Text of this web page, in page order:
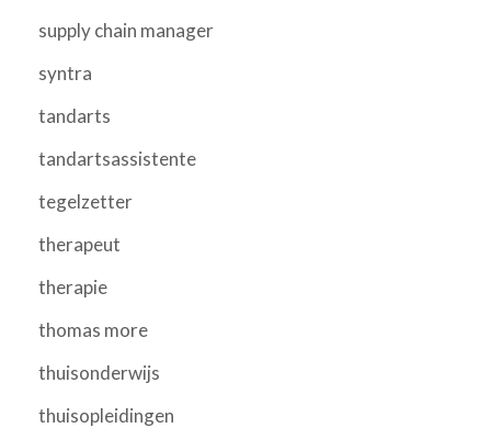
supply chain manager
syntra
tandarts
tandartsassistente
tegelzetter
therapeut
therapie
thomas more
thuisonderwijs
thuisopleidingen